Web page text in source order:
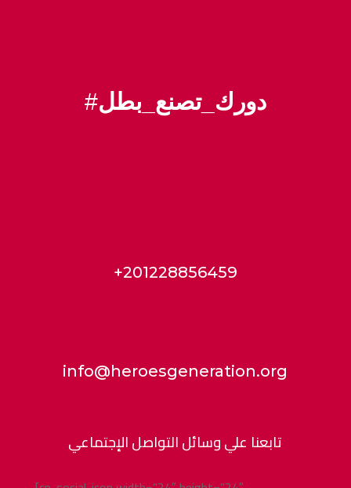
#دورك_تصنع_بطل
+201228856459
info@heroesgeneration.org
تابعنا علي وسائل التواصل الإجتماعي